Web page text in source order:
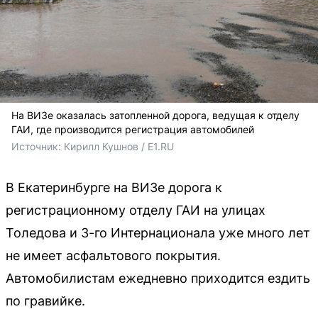
На ВИЗе оказалась затопленной дорога, ведущая к отделу
ГАИ, где производится регистрация автомобилей
Источник: Кирилл Кушнов / E1.RU
В Екатеринбурге на ВИЗе дорога к
регистрационному отделу ГАИ на улицах
Толедова и 3-го Интернационала уже много лет
не имеет асфальтового покрытия.
Автомобилистам ежедневно приходится ездить
по гравийке.